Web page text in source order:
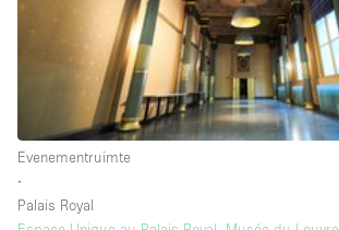
Audio- en videoapparatuur
Auto display
Badkamer
Bar
Begane grond
Beveiligingssysteem
Evenementruimte
∙
Palais Royal